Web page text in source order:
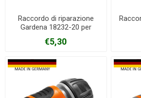
Raccordo di riparazione
Gardena 18232-20 per
€5,30